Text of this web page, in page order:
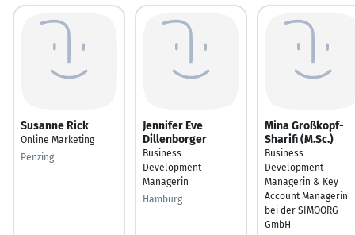
Susanne Rick
Online Marketing
Penzing
Jennifer Eve
Dillenborger
Business
Development
Managerin
Hamburg
Mina Großkopf-
Sharifi (M.Sc.)
Business
Development
Managerin & Key
Account Managerin
bei der SIMOORG
GmbH